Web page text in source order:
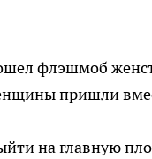
флэшмоб
пришли
на главную